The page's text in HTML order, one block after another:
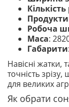
Кількість
Робоча
Маса:
Габарити
Навісні жатки,
точність
для великих
Як обрати